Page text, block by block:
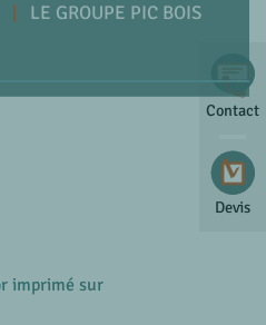
Contact
Devis
LE GROUPE PIC BOIS
imprimé sur